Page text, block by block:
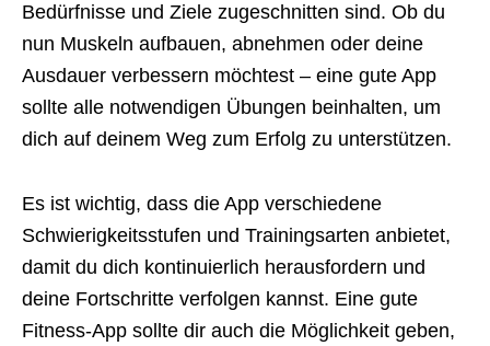
Bedürfnisse und Ziele zugeschnitten sind. Ob du
nun Muskeln aufbauen, abnehmen oder deine
Ausdauer verbessern möchtest – eine gute App
sollte alle notwendigen Übungen beinhalten, um
dich auf deinem Weg zum Erfolg zu unterstützen.
Es ist wichtig, dass die App verschiedene
Schwierigkeitsstufen und Trainingsarten anbietet,
damit du dich kontinuierlich herausfordern und
deine Fortschritte verfolgen kannst. Eine gute
Fitness-App sollte dir auch die Möglichkeit geben,